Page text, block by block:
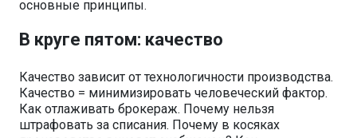
основные принципы.
В круге пятом: качество
Качество зависит от технологичности производства.
Качество = минимизировать человеческий фактор.
Как отлаживать брокераж. Почему нельзя
штрафовать за списания. Почему в косяках